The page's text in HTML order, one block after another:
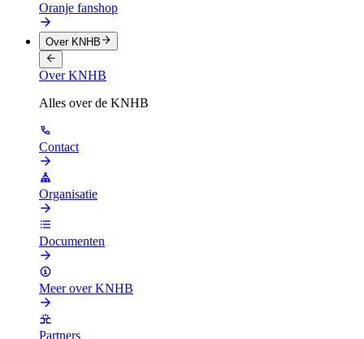
Oranje fanshop
Over KNHB
Over KNHB
Alles over de KNHB
Contact
Organisatie
Documenten
Meer over KNHB
Partners